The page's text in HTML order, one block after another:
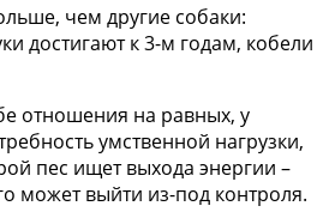
чем другие собаки:
достигают к 3-м годам, кобели
отношения на равных, у
умственной нагрузки,
пес ищет выхода энергии –
может выйти из-под контроля.